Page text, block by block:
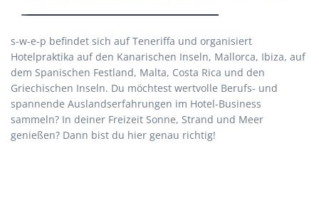
s-w-e-p befindet sich auf Teneriffa und organisiert
Hotelpraktika auf den Kanarischen Inseln, Mallorca, Ibiza, auf
dem Spanischen Festland, Malta, Costa Rica und den
Griechischen Inseln. Du möchtest wertvolle Berufs- und
spannende Auslandserfahrungen im Hotel-Business
sammeln? In deiner Freizeit Sonne, Strand und Meer
genießen? Dann bist du hier genau richtig!